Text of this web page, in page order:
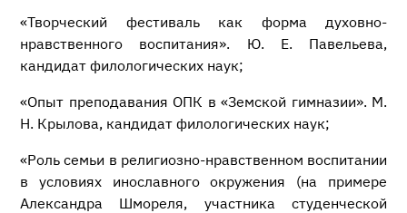
«Творческий фестиваль как форма духовно-
нравственного воспитания». Ю. Е. Павельева,
кандидат филологических наук;
«Опыт преподавания ОПК в «Земской гимназии». М.
Н. Крылова, кандидат филологических наук;
«Роль семьи в религиозно-нравственном воспитании
в условиях инославного окружения (на примере
Александра Шмореля, участника студенческой